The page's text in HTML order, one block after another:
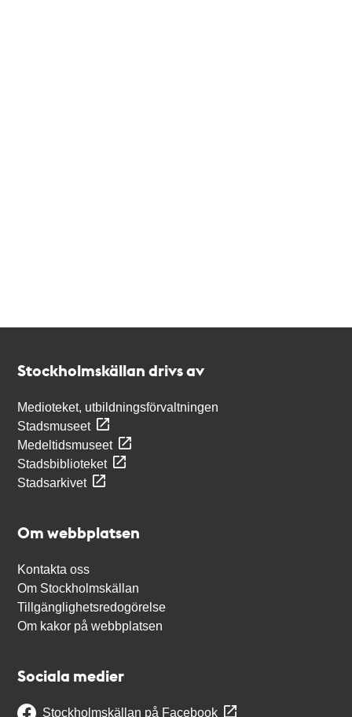
Stockholmskällan drivs av
Medioteket, utbildningsförvaltningen
Stadsmuseet
Medeltidsmuseet
Stadsbiblioteket
Stadsarkivet
Om webbplatsen
Kontakta oss
Om Stockholmskällan
Tillgänglighetsredogörelse
Om kakor på webbplatsen
Sociala medier
Stockholmskällan på Facebook